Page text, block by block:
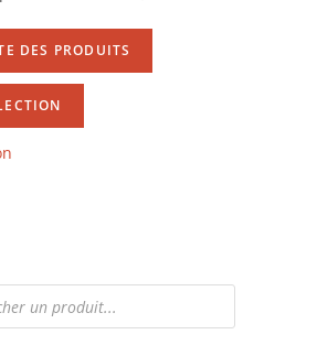
DES PRODUITS